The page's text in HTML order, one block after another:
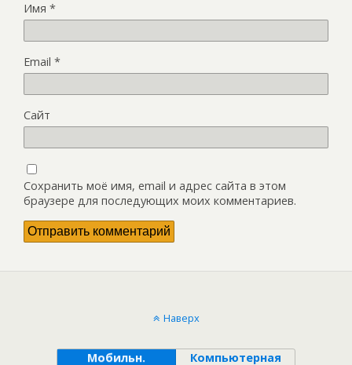
Имя *
Email *
Сайт
Сохранить моё имя, email и адрес сайта в этом
браузере для последующих моих комментариев.
Наверх
Мобильн. Компьютерная